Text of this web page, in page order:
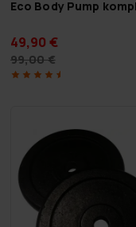
Eco Body Pump
49,90 €
99,00 €